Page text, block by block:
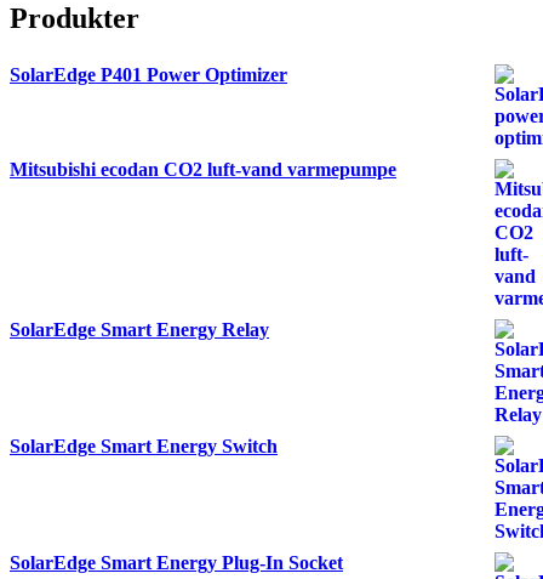
Produkter
SolarEdge P401 Power Optimizer
Mitsubishi ecodan CO2 luft-vand varmepumpe
SolarEdge Smart Energy Relay
SolarEdge Smart Energy Switch
SolarEdge Smart Energy Plug-In Socket